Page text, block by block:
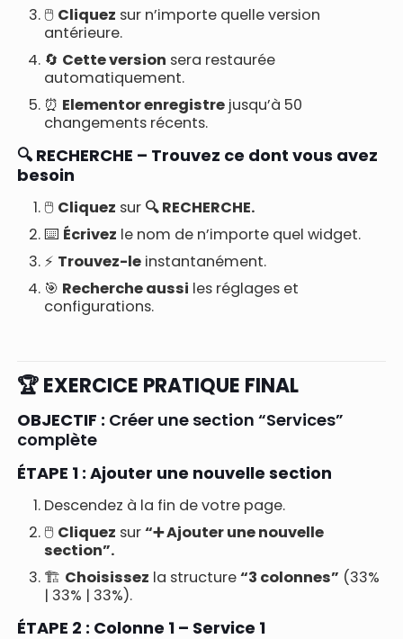
🖱️ Cliquez sur n’importe quelle version
antérieure.
🔄 Cette version sera restaurée
automatiquement.
⏰ Elementor enregistre jusqu’à 50
changements récents.
🔍 RECHERCHE – Trouvez ce dont vous avez
besoin
🖱️ Cliquez sur 🔍 RECHERCHE.
⌨️ Écrivez le nom de n’importe quel widget.
⚡ Trouvez-le instantanément.
🎯 Recherche aussi les réglages et
configurations.
🏆 EXERCICE PRATIQUE FINAL
OBJECTIF : Créer une section “Services”
complète
ÉTAPE 1 : Ajouter une nouvelle section
Descendez à la fin de votre page.
🖱️ Cliquez sur“➕ Ajouter une nouvelle
section”.
🏗️ Choisissez la structure“3 colonnes” (33%
| 33% | 33%).
ÉTAPE 2 : Colonne 1 – Service 1